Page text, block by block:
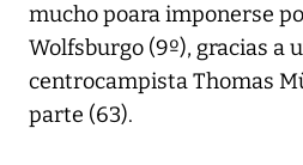
mucho poara imponerse
Wolfsburgo (9º), gracias a
centrocampista Thomas
parte (63).